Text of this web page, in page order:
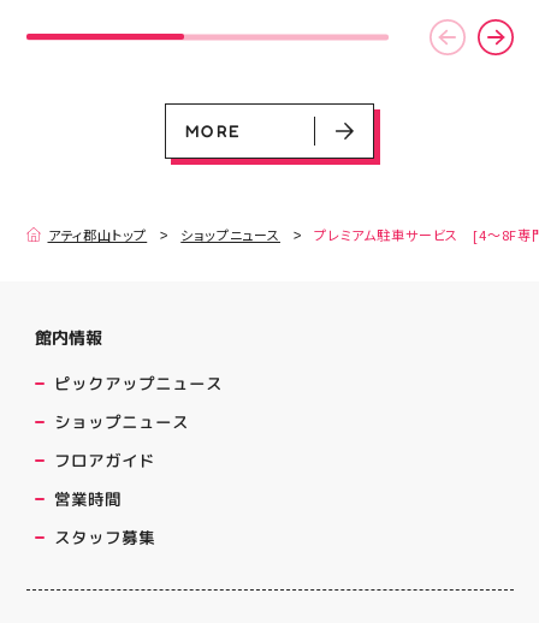
08.01（土）～08.23（日）
レンダー
評営業中！
車サービス
専門店対象]
MORE
アティ郡山トップ ショップニュース プレミアム駐車サービス [4～8F専
館内情報
ピックアップニュース
ショップニュース
フロアガイド
営業時間
スタッフ募集